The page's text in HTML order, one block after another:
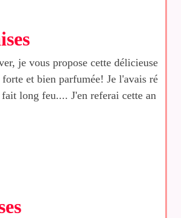
je vous propose cette délicieuse
et bien parfumée! Je l'avais ré
long feu.... J'en referai cette an